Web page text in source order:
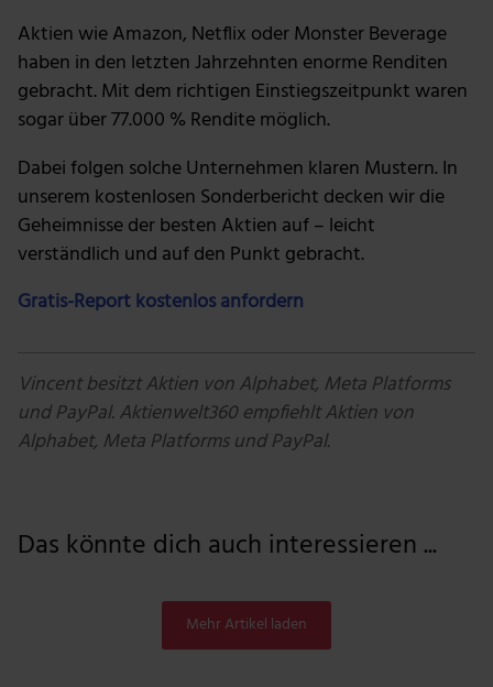
Aktien wie Amazon, Netflix oder Monster Beverage
haben in den letzten Jahrzehnten enorme Renditen
gebracht. Mit dem richtigen Einstiegszeitpunkt waren
sogar über 77.000 % Rendite möglich.
Dabei folgen solche Unternehmen klaren Mustern. In
unserem kostenlosen Sonderbericht decken wir die
Geheimnisse der besten Aktien auf – leicht
verständlich und auf den Punkt gebracht.
Gratis-Report kostenlos anfordern
Vincent besitzt Aktien von Alphabet, Meta Platforms
und PayPal. Aktienwelt360 empfiehlt Aktien von
Alphabet, Meta Platforms und PayPal.
Das könnte dich auch interessieren ...
Mehr Artikel laden